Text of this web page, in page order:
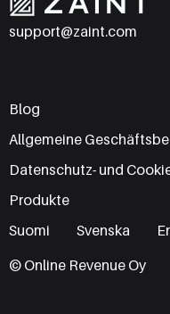
support@zaint.com
Blog
Allgemeine
Datenschutz- und
Produkte
Suomi
Svenska
© Online Revenue Oy